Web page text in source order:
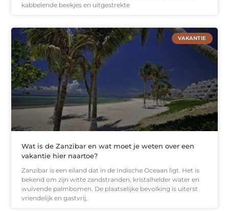
kabbelende beekjes en uitgestrekte
VAKANTIE
Wat is de Zanzibar en wat moet je weten over een
vakantie hier naartoe?
Zanzibar is een eiland dat in de Indische Oceaan ligt. Het is
bekend om zijn witte zandstranden, kristalhelder water en
wuivende palmbomen. De plaatselijke bevolking is uiterst
vriendelijk en gastvrij,